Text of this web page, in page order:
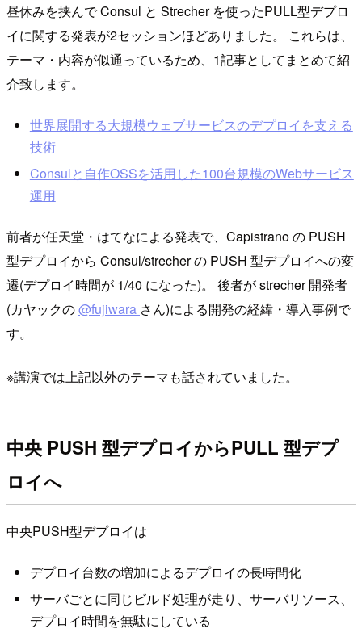
昼休みを挟んで Consul と Strecher を使ったPULL型デプロ
イに関する発表が2セッションほどありました。 これらは、
テーマ・内容が似通っているため、1記事としてまとめて紹
介致します。
世界展開する大規模ウェブサービスのデプロイを支える
技術
Consulと自作OSSを活用した100台規模のWebサービス
運用
前者が任天堂・はてなによる発表で、Capistrano の PUSH
型デプロイから Consul/strecher の PUSH 型デプロイへの変
遷(デプロイ時間が 1/40 になった)。 後者が strecher 開発者
(カヤックの@fujiwara さん)による開発の経緯・導入事例で
す。
※講演では上記以外のテーマも話されていました。
中央 PUSH 型デプロイからPULL 型デプ
ロイへ
中央PUSH型デプロイは
デプロイ台数の増加によるデプロイの長時間化
サーバごとに同じビルド処理が走り、サーバリソース、
デプロイ時間を無駄にしている